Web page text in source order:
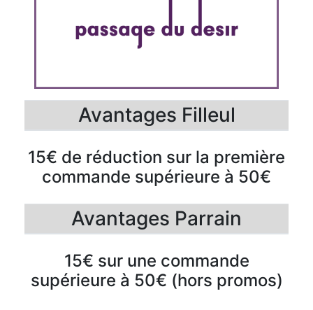
Avantages Filleul
15€ de réduction sur la première
commande supérieure à 50€
Avantages Parrain
15€ sur une commande
supérieure à 50€ (hors promos)